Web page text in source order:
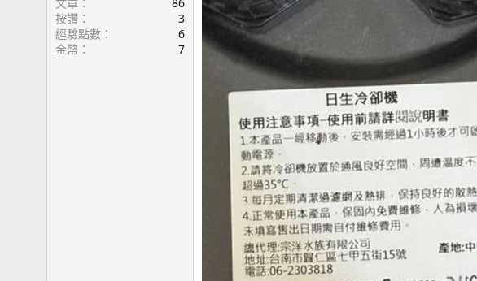
按讚
3
經驗點數
6
金幣
7